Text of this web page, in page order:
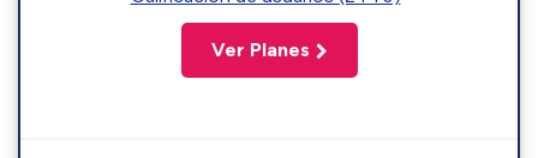
Ver Planes